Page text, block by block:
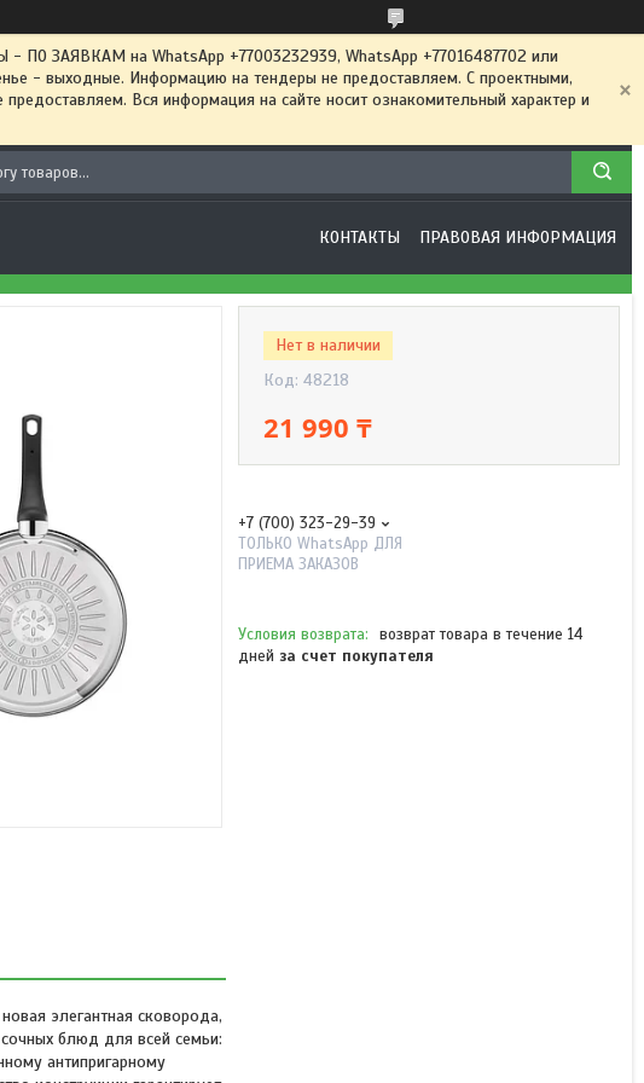
ЗАЯВКАМ на WhatsApp +77003232939, WhatsApp +77016487702 или
- выходные. Информацию на тендеры не предоставляем. С проектными,
Вся информация на сайте носит ознакомительный характер и
КОНТАКТЫ ПРАВОВАЯ ИНФОРМАЦИЯ
элегантная сковорода,
блюд для всей семьи:
антипригарному
Нет в наличии
Код: 48218
21 990 ₸
+7 (700) 323-29-39
ТОЛЬКО WhatsApp ДЛЯ
ПРИЕМА ЗАКАЗОВ
возврат товара в течение 14
дней за счет покупателя